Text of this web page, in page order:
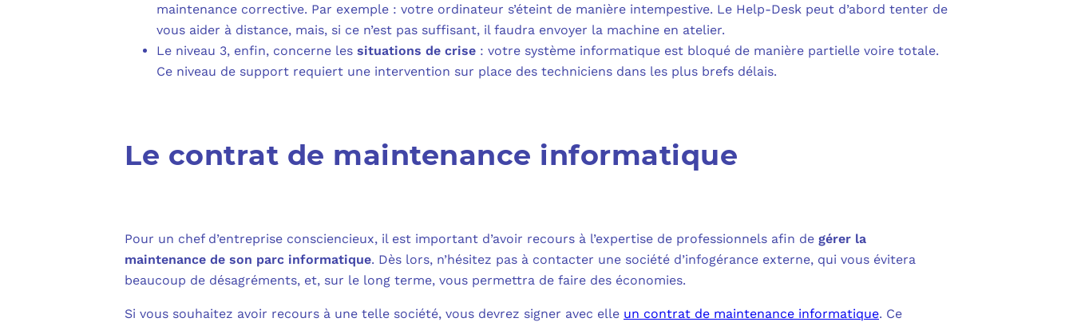
maintenance corrective. Par exemple : votre ordinateur s’éteint de manière intempestive. Le Help-Desk peut d’abord tenter de
vous aider à distance, mais, si ce n’est pas suffisant, il faudra envoyer la machine en atelier.
Le niveau 3, enfin, concerne les situations de crise : votre système informatique est bloqué de manière partielle voire totale.
Ce niveau de support requiert une intervention sur place des techniciens dans les plus brefs délais.
Le contrat de maintenance informatique
Pour un chef d’entreprise consciencieux, il est important d’avoir recours à l’expertise de professionnels afin de gérer la
maintenance de son parc informatique. Dès lors, n’hésitez pas à contacter une société d’infogérance externe, qui vous évitera
beaucoup de désagréments, et, sur le long terme, vous permettra de faire des économies.
Si vous souhaitez avoir recours à une telle société, vous devrez signer avec elle un contrat de maintenance informatique. Ce